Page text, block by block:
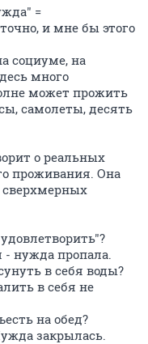
=
и мне бы этого
социуме, на
много
может прожить
самолеты, десять
о реальных
проживания. Она
сверхмерных
- нужда пропала.
в себя воды?
в себя не
на обед?
закрылась.